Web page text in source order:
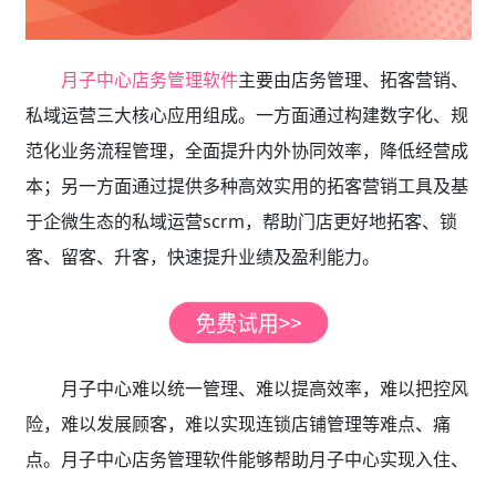
月子中心店务管理软件主要由店务管理、拓客营销、
私域运营三大核心应用组成。一方面通过构建数字化、规
范化业务流程管理，全面提升内外协同效率，降低经营成
本；另一方面通过提供多种高效实用的拓客营销工具及基
于企微生态的私域运营scrm，帮助门店更好地拓客、锁
客、留客、升客，快速提升业绩及盈利能力。
月子中心难以统一管理、难以提高效率，难以把控风
险，难以发展顾客，难以实现连锁店铺管理等难点、痛
点。月子中心店务管理软件能够帮助月子中心实现入住、